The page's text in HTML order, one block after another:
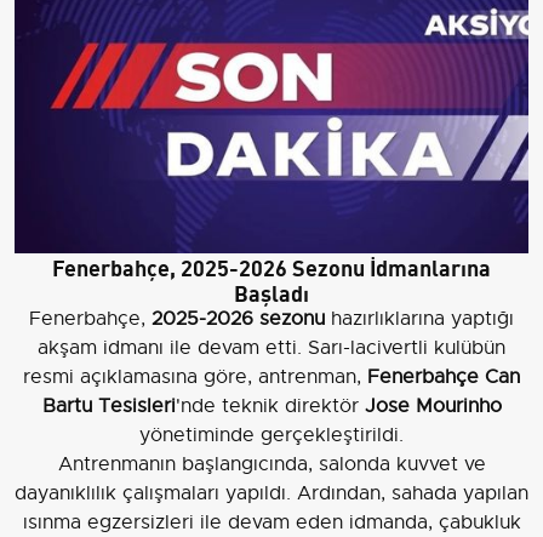
Fenerbahçe, 2025-2026 Sezonu İdmanlarına
Başladı
Fenerbahçe, 2025-2026 sezonu hazırlıklarına yaptığı
akşam idmanı ile devam etti. Sarı-lacivertli kulübün
resmi açıklamasına göre, antrenman, Fenerbahçe Can
Bartu Tesisleri'nde teknik direktör Jose Mourinho
yönetiminde gerçekleştirildi.
Antrenmanın başlangıcında, salonda kuvvet ve
dayanıklılık çalışmaları yapıldı. Ardından, sahada yapılan
ısınma egzersizleri ile devam eden idmanda, çabukluk